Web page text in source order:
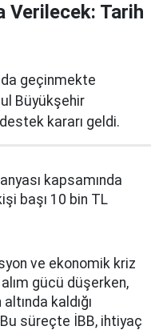
Verilecek: Tarih
geçinmekte
Büyükşehir
kararı geldi.
kapsamında
başı 10 bin TL
ve ekonomik kriz
gücü düşerken,
altında kaldığı
süreçte İBB, ihtiyaç